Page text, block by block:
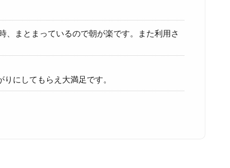
、まとまっているので朝が楽です。また利用さ
にしてもらえ大満足です。